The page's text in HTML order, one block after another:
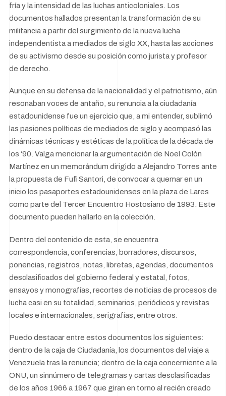
fría y la intensidad de las luchas anticoloniales. Los
documentos hallados presentan la transformación de su
militancia a partir del surgimiento de la nueva lucha
independentista a mediados de siglo XX, hasta las acciones
de su activismo desde su posición como jurista y profesor
de derecho.
Aunque en su defensa de la nacionalidad y el patriotismo, aún
resonaban voces de antaño, su renuncia a la ciudadanía
estadounidense fue un ejercicio que, a mi entender, sublimó
las pasiones políticas de mediados de siglo y acompasó las
dinámicas técnicas y estéticas de la política de la década de
los ‘90. Valga mencionar la argumentación de Noel Colón
Martínez en un memorándum dirigido a Alejandro Torres ante
la propuesta de Fufi Santori, de convocar a quemar en un
inicio los pasaportes estadounidenses en la plaza de Lares
como parte del Tercer Encuentro Hostosiano de 1993. Este
documento pueden hallarlo en la colección.
Dentro del contenido de esta, se encuentra
correspondencia, conferencias, borradores, discursos,
ponencias, registros, notas, libretas, agendas, documentos
desclasificados del gobierno federal y estatal, fotos,
ensayos y monografías, recortes de noticias de procesos de
lucha casi en su totalidad, seminarios, periódicos y revistas
locales e internacionales, serigrafías, entre otros.
Puedo destacar entre estos documentos los siguientes:
dentro de la caja de Ciudadanía, los documentos del viaje a
Venezuela tras la renuncia; dentro de la caja concerniente a la
ONU, un sinnúmero de telegramas y cartas desclasificadas
de los años 1966 a 1967 que giran en torno al recién creado